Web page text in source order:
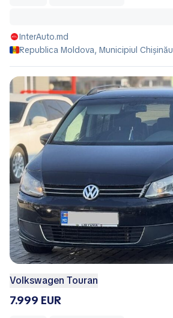
InterAuto.md
Republica Moldova, Municipiul Chișinău
Volkswagen Touran
7.999 EUR